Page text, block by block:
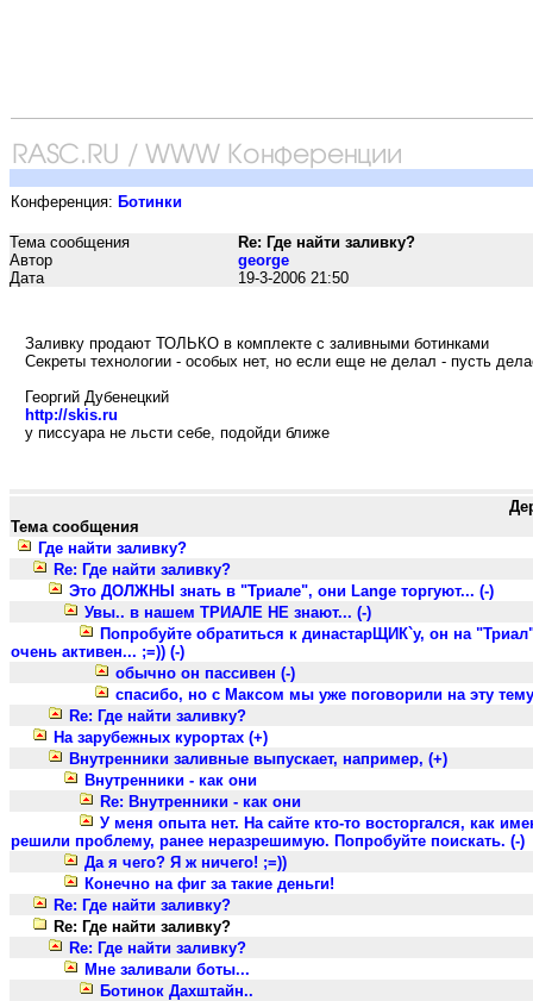
Конференция: Ботинки
Тема сообщения
Re: Где найти заливку?
Автор
george
Дата
19-3-2006 21:50
Заливку продают ТОЛЬКО в комплекте с заливными ботинками
Секреты технологии - особых нет, но если еще не делал - пусть
Георгий Дубенецкий
http://skis.ru
у писсуара не льсти себе, подойди ближе
Тема сообщения
Где найти заливку?
Re: Где найти заливку?
Это ДОЛЖНЫ знать в "Триале", они Lange торгуют... (-)
Увы.. в нашем ТРИАЛЕ НЕ знают... (-)
Попробуйте обратиться к династарЩИК`у, он на
очень активен... ;=)) (-)
обычно он пассивен (-)
спасибо, но с Максом мы уже поговорили на эту
Re: Где найти заливку?
На зарубежных курортах (+)
Внутренники заливные выпускает, например, (+)
Внутренники - как они
Re: Внутренники - как они
У меня опыта нет. На сайте кто-то восторгался, как
решили проблему, ранее неразрешимую. Попробуйте поискать. (-)
Да я чего? Я ж ничего! ;=))
Конечно на фиг за такие деньги!
Re: Где найти заливку?
Re: Где найти заливку?
Re: Где найти заливку?
Мне заливали боты...
Ботинок Дахштайн..